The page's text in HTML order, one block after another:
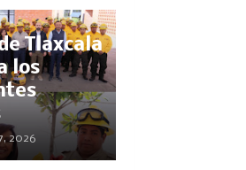
Tlaxcala
los
2026